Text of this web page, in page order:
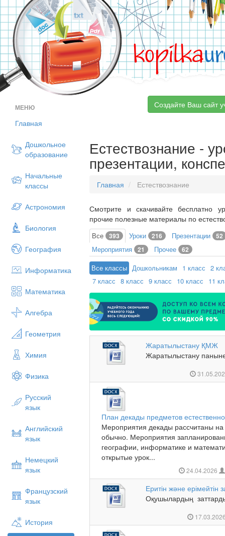
kopilka
МЕНЮ
Главная
Дошкольное
образование
Начальные
классы
Астрономия
Биология
География
Информатика
Математика
Алгебра
Геометрия
Химия
Физика
Русский
язык
Английский
язык
Немецкий
язык
Французский
язык
История
Создайте Ваш сайт
Естествознание -
презентации,
Главная Естествознание
Смотрите и скачивайте бесплатно
прочие полезные материалы по
Все 393 Уроки 216 Презентации 52
Мероприятия 21 Прочее 62
Все классы Дошкольникам 1 класс 2
7 класс 8 класс 9 класс 10 класс 11
Жаратылыстану ҚМЖ
Жаратылыстану
План декады предметов
Мероприятия декады рассчитаны
обычно. Мероприятия
географии, информатике и
открытые урок...
24.04.2026
Еритін және ерімейтін
Оқушылардың